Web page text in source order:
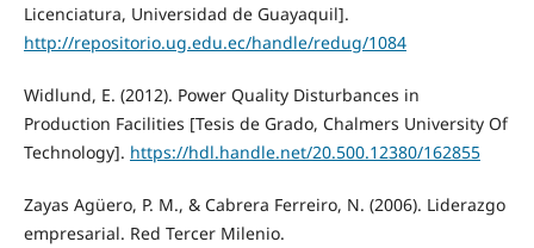
Licenciatura, Universidad de Guayaquil].
http://repositorio.ug.edu.ec/handle/redug/1084
Widlund, E. (2012). Power Quality Disturbances in
Production Facilities [Tesis de Grado, Chalmers University Of
Technology]. https://hdl.handle.net/20.500.12380/162855
Zayas Agüero, P. M., & Cabrera Ferreiro, N. (2006). Liderazgo
empresarial. Red Tercer Milenio.